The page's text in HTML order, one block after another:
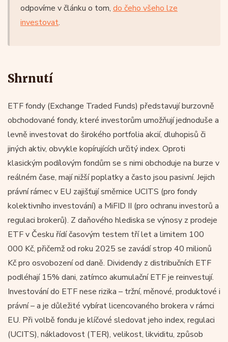
odpovíme v článku o tom, do čeho všeho lze
investovat.
Shrnutí
ETF fondy (Exchange Traded Funds) představují burzovně
obchodované fondy, které investorům umožňují jednoduše a
levně investovat do širokého portfolia akcií, dluhopisů či
jiných aktiv, obvykle kopírujících určitý index. Oproti
klasickým podílovým fondům se s nimi obchoduje na burze v
reálném čase, mají nižší poplatky a často jsou pasivní. Jejich
právní rámec v EU zajišťují směrnice UCITS (pro fondy
kolektivního investování) a MiFID II (pro ochranu investorů a
regulaci brokerů). Z daňového hlediska se výnosy z prodeje
ETF v Česku řídí časovým testem tří let a limitem 100
000 Kč, přičemž od roku 2025 se zavádí strop 40 milionů
Kč pro osvobození od daně. Dividendy z distribučních ETF
podléhají 15% dani, zatímco akumulační ETF je reinvestují.
Investování do ETF nese rizika – tržní, měnové, produktové i
právní – a je důležité vybírat licencovaného brokera v rámci
EU. Při volbě fondu je klíčové sledovat jeho index, regulaci
(UCITS), nákladovost (TER), velikost, likviditu, způsob